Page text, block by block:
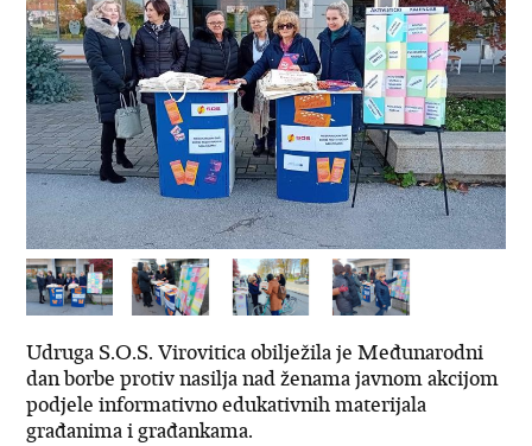
Udruga S.O.S. Virovitica obilježila je Međunarodni
dan borbe protiv nasilja nad ženama javnom akcijom
podjele informativno edukativnih materijala
građanima i građankama.